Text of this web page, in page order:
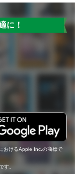
に！
おけるApple Inc.の商標で
す。